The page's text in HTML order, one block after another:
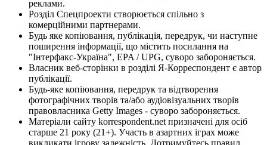
реклами.
Розділ Спецпроекти створюється спільно з
комерційними партнерами.
Будь яке копіювання, публікація, передрук, чи наступне
поширення інформації, що містить посилання на
"Інтерфакс-Україна", EPA / UPG, суворо забороняється.
Власник веб-сторінки в розділі Я-Корреспондент є автор
публікації.
Будь-яке копіювання, передрук та відтворення
фотографічних творів та/або аудіовізуальних творів
правовласника Getty Images - суворо забороняється.
Матеріали сайту korrespondent.net призначені для осіб
старше 21 року (21+). Участь в азартних іграх може